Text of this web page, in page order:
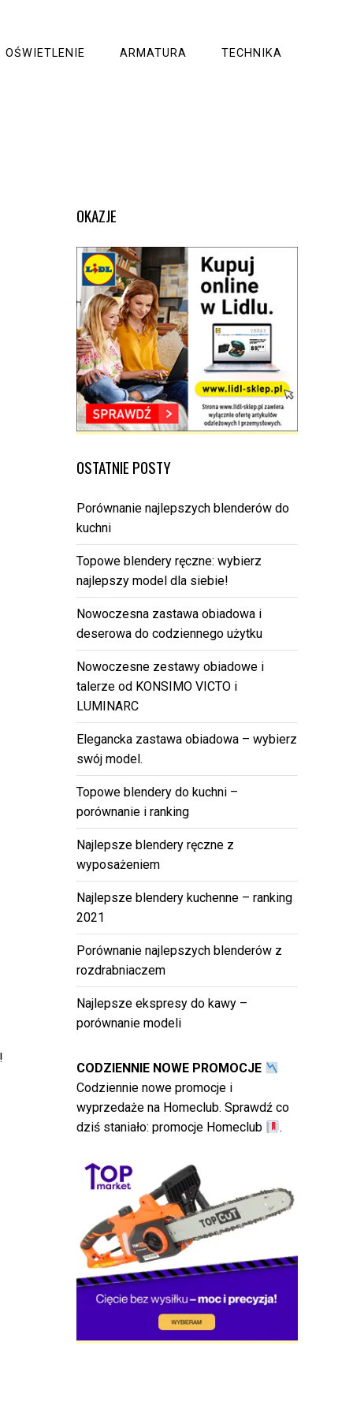
OŚWIETLENIE ARMATURA TECHNIKA
OKAZJE
OSTATNIE POSTY
Porównanie najlepszych blenderów do
kuchni
Topowe blendery ręczne: wybierz
najlepszy model dla siebie!
Nowoczesna zastawa obiadowa i
deserowa do codziennego użytku
Nowoczesne zestawy obiadowe i
talerze od KONSIMO VICTO i
LUMINARC
Elegancka zastawa obiadowa – wybierz
swój model.
Topowe blendery do kuchni –
porównanie i ranking
Najlepsze blendery ręczne z
wyposażeniem
Najlepsze blendery kuchenne – ranking
2021
Porównanie najlepszych blenderów z
rozdrabniaczem
Najlepsze ekspresy do kawy –
porównanie modeli
CODZIENNIE NOWE PROMOCJE
Codziennie nowe promocje i
wyprzedaże na Homeclub. Sprawdź co
dziś staniało: promocje Homeclub .